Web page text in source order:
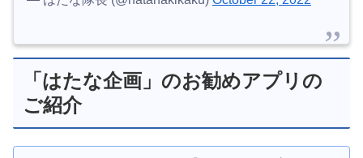
「はたな企画」のお勧めアプリの
ご紹介